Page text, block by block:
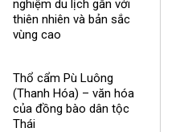
nghiệm du lịch gắn với
thiên nhiên và bản sắc
vùng cao
Thổ cẩm Pù Luông
(Thanh Hóa) – văn hóa
của đồng bào dân tộc
Thái